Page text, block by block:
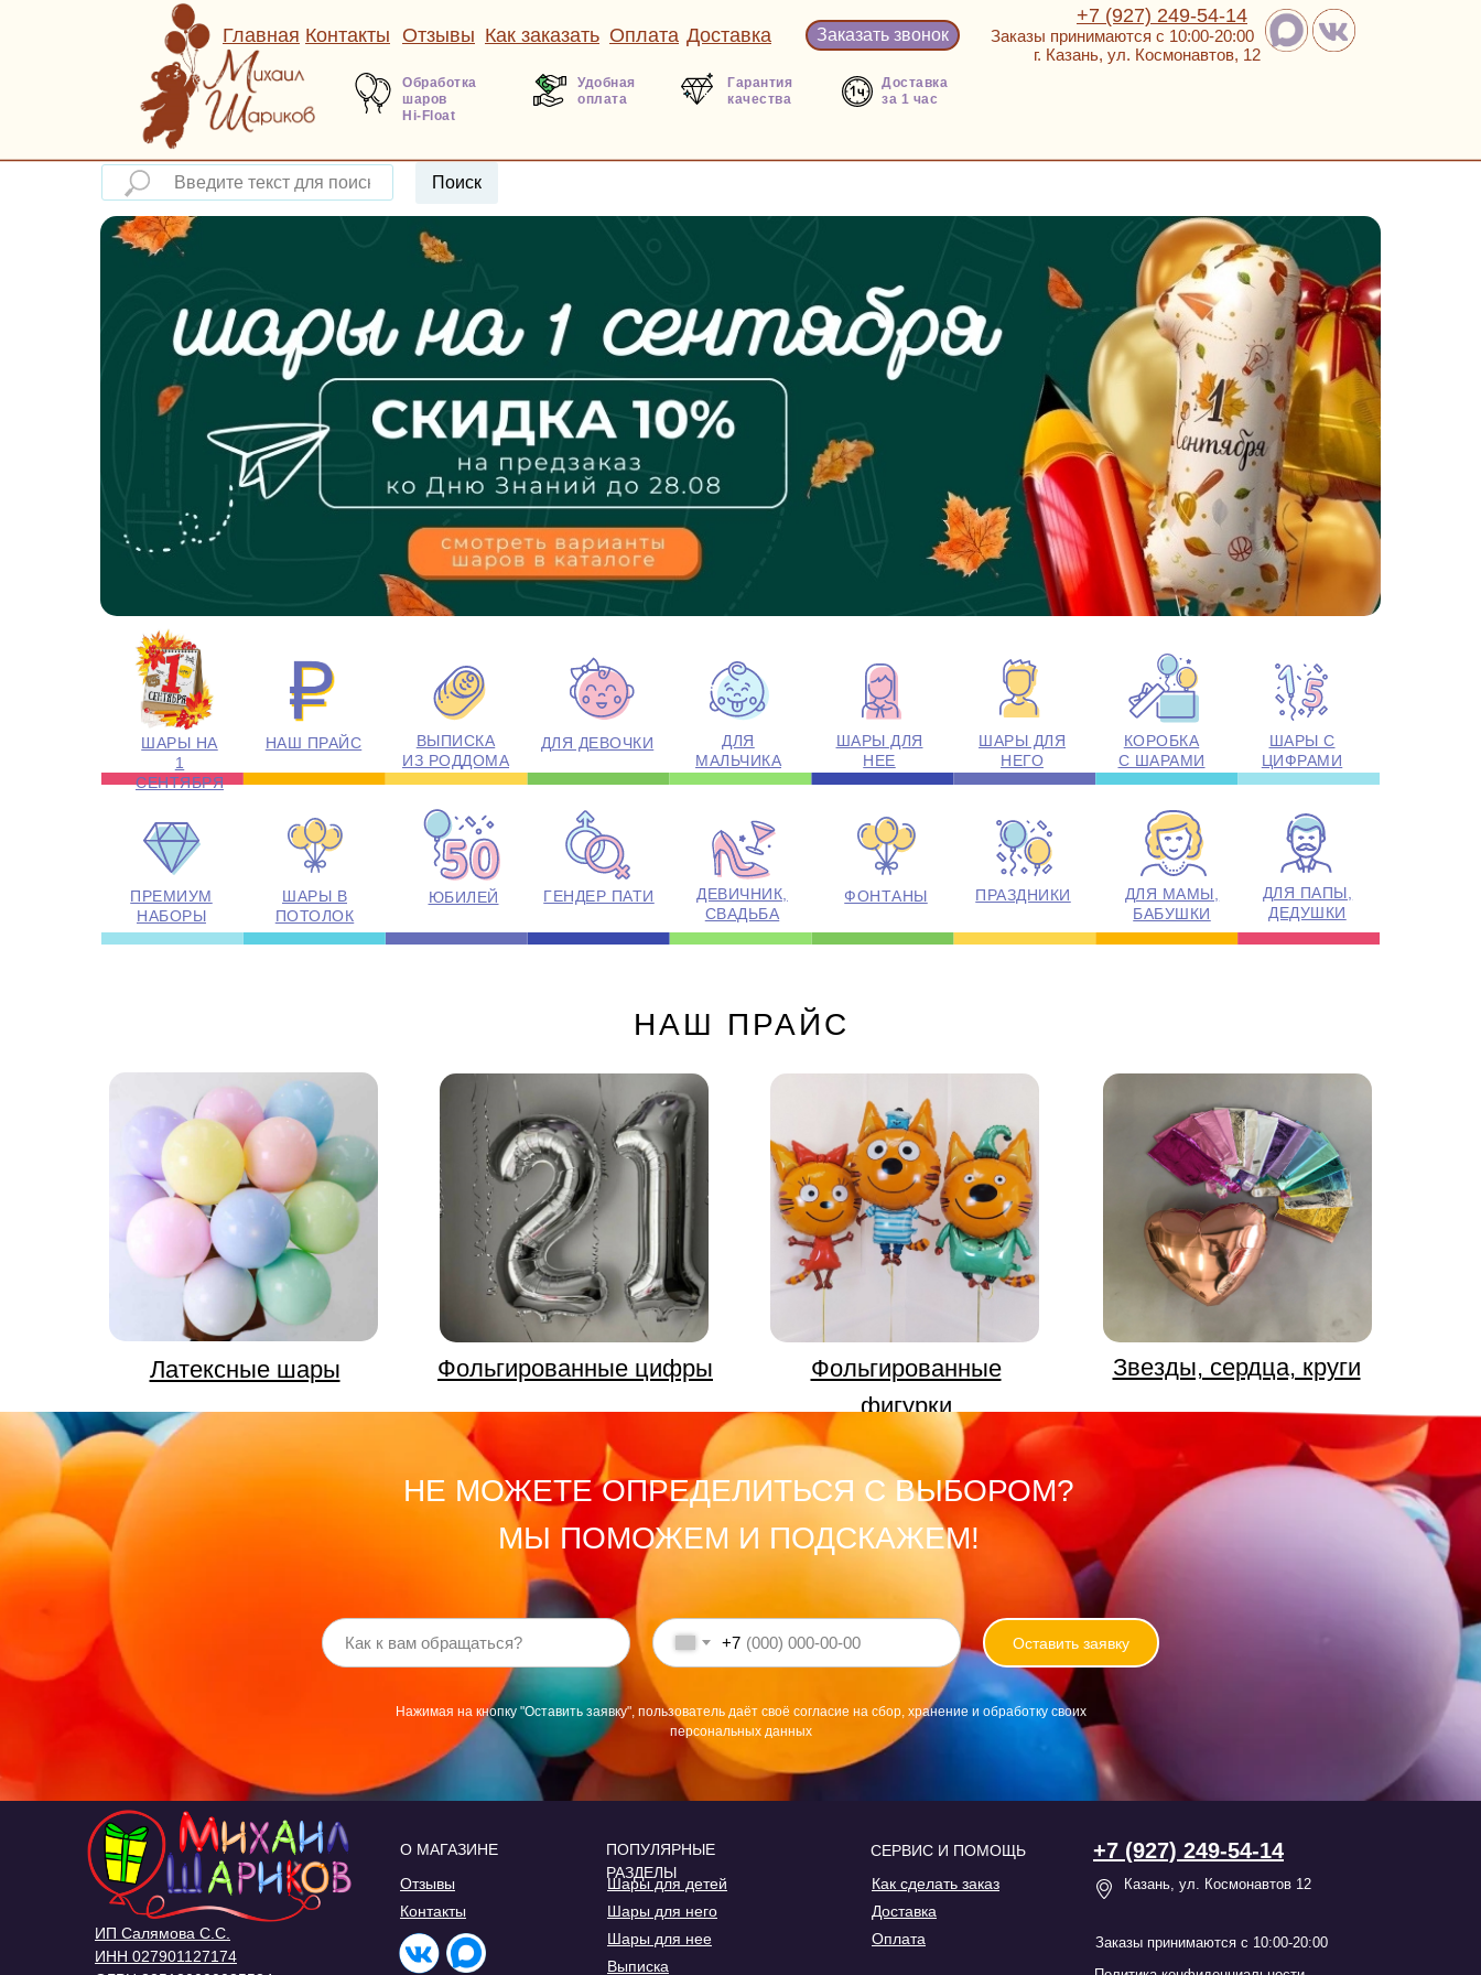
Главная Контакты Отзывы Как заказать Оплата Доставка Заказать звонок Заказы принимаются с 10:00-20:00
Обработка
шаров
Hi-Float
Удобная
оплата
Гарантия
качества
Доставка
за 1 час
+7 (927) 249-54-14
г. Казань, ул. Космонавтов, 12
Поиск
ДЛЯ ДЕВОЧКИ
ШАРЫ ДЛЯ
НЕГО
ШАРЫ ДЛЯ
НЕЕ
КОРОБКА
С ШАРАМИ
ДЛЯ
МАЛЬЧИКА
ПРЕМИУМ
НАБОРЫ
ФОНТАНЫ
ВЫПУСКНЫЕ
RAMADAN
НАШ ПРАЙС
ДЛЯ ПАПЫ,
ДЕДУШКИ
ДЛЯ МАМЫ,
БАБУШКИ
ПРАЗДНИКИ
ДЕВИЧНИК,
СВАДЬБА
ГЕНДЕР ПАТИ
ВЫПИСКА
ИЗ РОДДОМА
ЮБИЛЕЙ
ШАРЫ В
ПОТОЛОК
ШАРЫ С
ЦИФРАМИ
ШАРЫ НА
1
СЕНТЯБРЯ
НАШ ПРАЙС
Латексные шары Фольгированные цифры
Фольгированные
фигурки
Звезды, сердца, круги
НЕ МОЖЕТЕ ОПРЕДЕЛИТЬСЯ С ВЫБОРОМ?
МЫ ПОМОЖЕМ И ПОДСКАЖЕМ!
+7 Оставить заявку
Нажимая на кнопку "Оставить заявку", пользователь даёт своё согласие на сбор, хранение и обработку своих
персональных данных
О МАГАЗИНЕ
ПОПУЛЯРНЫЕ
РАЗДЕЛЫ
СЕРВИС И ПОМОЩЬ +7 (927) 249-54-14
Казань, ул. Космонавтов 12
Заказы принимаются с 10:00-20:00
Отзывы
Контакты
Шары для детей
Шары для него
Шары для нее
Выписка
Как сделать заказ
Доставка
Оплата
ИП Салямова С.С.
ИНН 027901127174